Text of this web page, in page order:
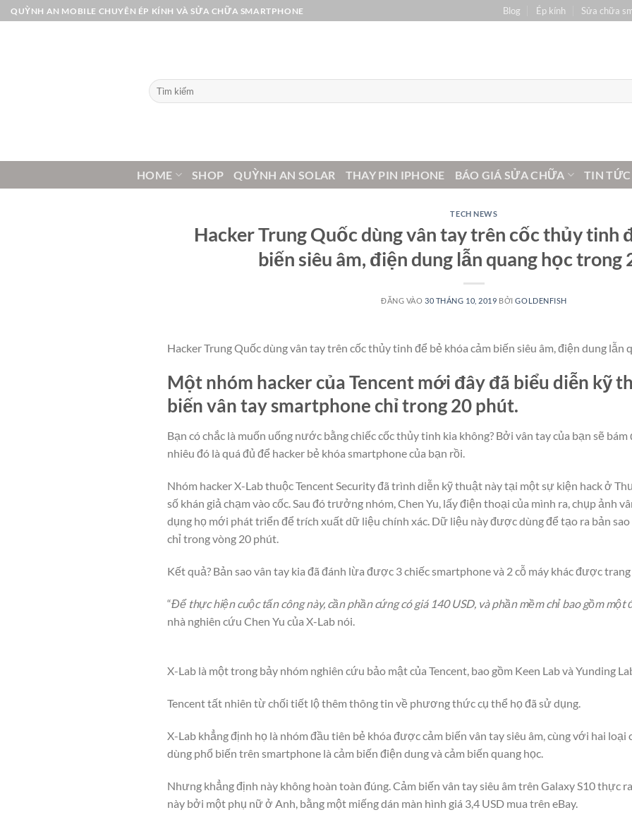
Bỏ
qua
QUỲNH AN MOBILE CHUYÊN ÉP KÍNH VÀ SỬA CHỮA SMARTPHONE Blog Ép kính Sửa chữa
Tìm
kiếm:
HOME SHOP QUỲNH AN SOLAR THAY PIN IPHONE BÁO GIÁ SỬA CHỮA TIN TỨC
TECH NEWS
Hacker Trung Quốc dùng vân tay trên cốc thủy tinh
biến siêu âm, điện dung lẫn quang học trong
ĐĂNG VÀO 30 THÁNG 10, 2019 BỞIGOLDENFISH
Hacker Trung Quốc dùng vân tay trên cốc thủy tinh để bẻ khóa cảm biến siêu âm, điện dung lẫn
Một nhóm hacker của Tencent mới đây đã biểu diễn kỹ
biến vân tay smartphone chỉ trong 20 phút.
Bạn có chắc là muốn uống nước bằng chiếc cốc thủy tinh kia không? Bởi vân tay của bạn sẽ
nhiêu đó là quá đủ để hacker bẻ khóa smartphone của bạn rồi.
Nhóm hacker X-Lab thuộc Tencent Security đã trình diễn kỹ thuật này tại một sự kiện hack ở
số khán giả chạm vào cốc. Sau đó trưởng nhóm, Chen Yu, lấy điện thoại của mình ra, chụp ảnh
dụng họ mới phát triển để trích xuất dữ liệu chính xác. Dữ liệu này được dùng để tạo ra bản
chỉ trong vòng 20 phút.
Kết quả? Bản sao vân tay kia đã đánh lừa được 3 chiếc smartphone và 2 cỗ máy khác được
“Để thực hiện cuộc tấn công này, cần phần cứng có giá 140 USD, và phần mềm chỉ bao gồm
nhà nghiên cứu Chen Yu của X-Lab nói.
X-Lab là một trong bảy nhóm nghiên cứu bảo mật của Tencent, bao gồm Keen Lab và Yunding
Tencent tất nhiên từ chối tiết lộ thêm thông tin về phương thức cụ thể họ đã sử dụng.
X-Lab khẳng định họ là nhóm đầu tiên bẻ khóa được cảm biến vân tay siêu âm, cùng với hai
dùng phổ biến trên smartphone là cảm biến điện dung và cảm biến quang học.
Nhưng khẳng định này không hoàn toàn đúng. Cảm biến vân tay siêu âm trên Galaxy S10 thực
này bởi một phụ nữ ở Anh, bằng một miếng dán màn hình giá 3,4 USD mua trên eBay.